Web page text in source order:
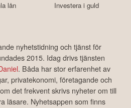
lån
Investera i guld
nyhetstidning och tjänst för
2015. Idag drivs tjänsten
. Båda har stor erfarenhet av
privatekonomi, företagande och
det frekvent skrivs nyheter om till
läsare. Nyhetsappen som finns